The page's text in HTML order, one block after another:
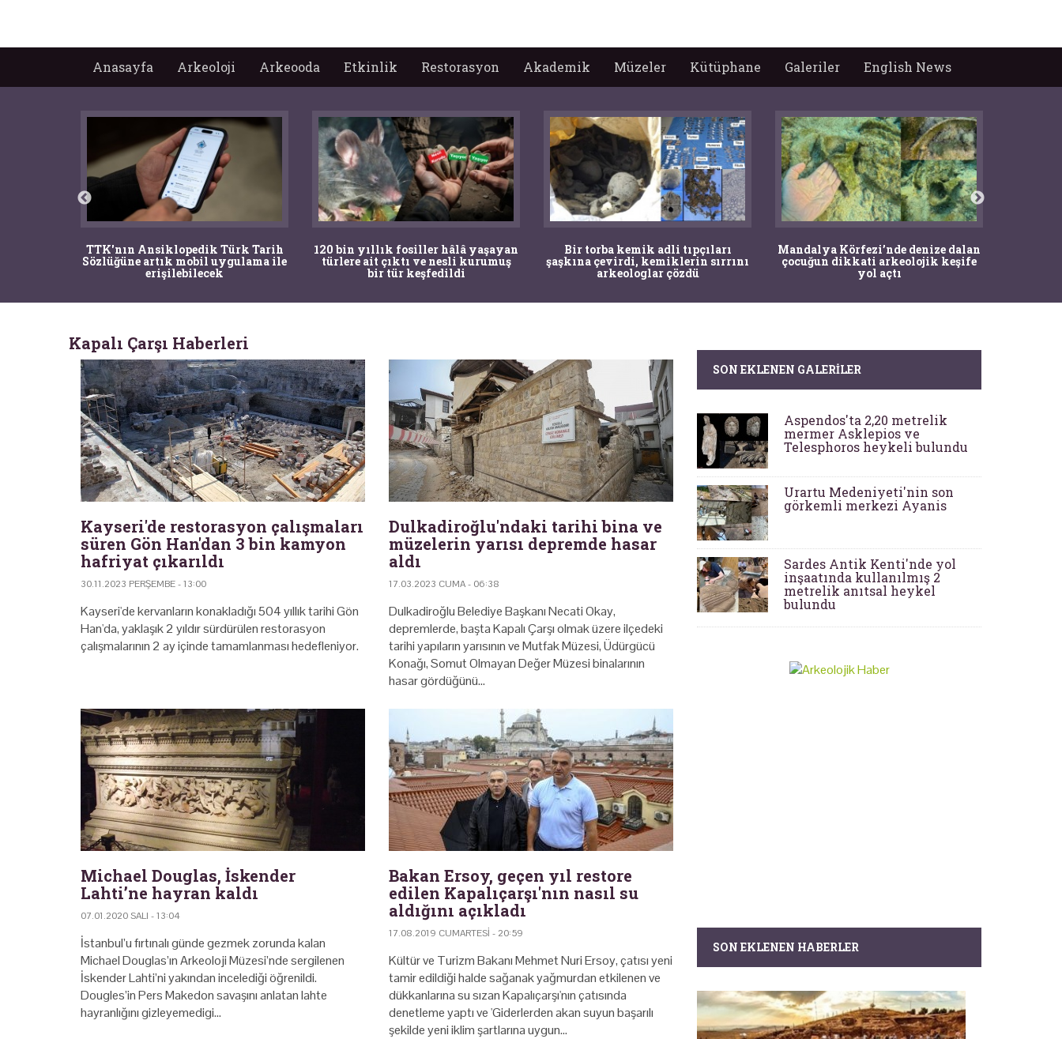
Anasayfa Arkeoloji Arkeooda Etkinlik Restorasyon Akademik Müzeler Kütüphane Galeriler English News
TTK'nın Ansiklopedik Türk Tarih
Sözlüğüne artık mobil uygulama ile
erişilebilecek
120 bin yıllık fosiller hâlâ yaşayan
türlere ait çıktı ve nesli kurumuş
bir tür keşfedildi
Bir torba kemik adli tıpçıları
şaşkına çevirdi, kemiklerin sırrını
arkeologlar çözdü
Mandalya Körfezi’nde denize dalan
çocuğun dikkati arkeolojik keşife
yol açtı
Kapalı Çarşı Haberleri
Kayseri'de restorasyon çalışmaları
süren Gön Han'dan 3 bin kamyon
hafriyat çıkarıldı
30.11.2023 PERŞEMBE - 13:00
Kayseri'de kervanların konakladığı 504 yıllık tarihi Gön
Han'da, yaklaşık 2 yıldır sürdürülen restorasyon
çalışmalarının 2 ay içinde tamamlanması hedefleniyor.
Dulkadiroğlu'ndaki tarihi bina ve
müzelerin yarısı depremde hasar
aldı
17.03.2023 CUMA - 06:38
Dulkadiroğlu Belediye Başkanı Necati Okay,
depremlerde, başta Kapalı Çarşı olmak üzere ilçedeki
tarihi yapıların yarısının ve Mutfak Müzesi, Üdürgücü
Konağı, Somut Olmayan Değer Müzesi binalarının
hasar gördüğünü…
Michael Douglas, İskender
Lahti’ne hayran kaldı
07.01.2020 SALI - 13:04
İstanbul’u fırtınalı günde gezmek zorunda kalan
Michael Douglas’ın Arkeoloji Müzesi’nde sergilenen
İskender Lahti’ni yakından incelediği öğrenildi.
Dougles’in Pers Makedon savaşını anlatan lahte
hayranlığını gizleyemedigi…
Bakan Ersoy, geçen yıl restore
edilen Kapalıçarşı'nın nasıl su
aldığını açıkladı
17.08.2019 CUMARTESI - 20:59
Kültür ve Turizm Bakanı Mehmet Nuri Ersoy, çatısı yeni
tamir edildiği halde sağanak yağmurdan etkilenen ve
dükkanlarına su sızan Kapalıçarşı'nın çatısında
denetleme yaptı ve 'Giderlerden akan suyun başarılı
şekilde yeni iklim şartlarına uygun…
SON EKLENEN GALERILER
Aspendos'ta 2,20 metrelik
mermer Asklepios ve
Telesphoros heykeli bulundu
Urartu Medeniyeti'nin son
görkemli merkezi Ayanis
Sardes Antik Kenti'nde yol
inşaatında kullanılmış 2
metrelik anıtsal heykel
bulundu
SON EKLENEN HABERLER